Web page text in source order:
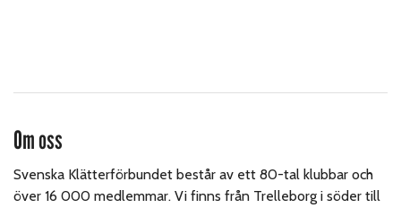
Om oss
Svenska Klätterförbundet består av ett 80-tal klubbar och
över 16 000 medlemmar. Vi finns från Trelleborg i söder till